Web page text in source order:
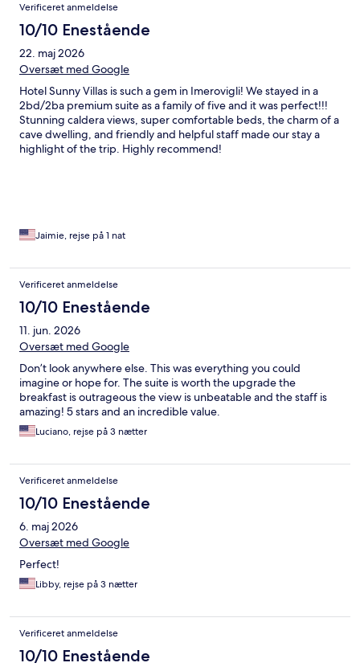
Verificeret anmeldelse
10/10 Enestående
22. maj 2026
Oversæt med Google
Hotel Sunny Villas is such a gem in Imerovigli! We stayed in a
2bd/2ba premium suite as a family of five and it was perfect!!!
Stunning caldera views, super comfortable beds, the charm of a
cave dwelling, and friendly and helpful staff made our stay a
highlight of the trip. Highly recommend!
Jaimie, rejse på 1 nat
Verificeret anmeldelse
10/10 Enestående
11. jun. 2026
Oversæt med Google
Don’t look anywhere else. This was everything you could
imagine or hope for. The suite is worth the upgrade the
breakfast is outrageous the view is unbeatable and the staff is
amazing! 5 stars and an incredible value.
Luciano, rejse på 3 nætter
Verificeret anmeldelse
10/10 Enestående
6. maj 2026
Oversæt med Google
Perfect!
Libby, rejse på 3 nætter
Verificeret anmeldelse
10/10 Enestående